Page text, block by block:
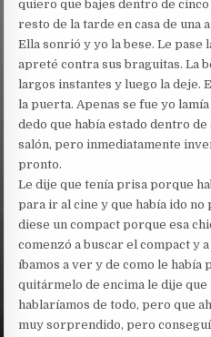
quiero que bajes dentro de
resto de la tarde en casa de una
Ella sonrió y yo la bese. Le pase
apreté contra sus braguitas. La
largos instantes y luego la deje.
la puerta. Apenas se fue yo
dedo que había estado dentro
salón, pero inmediatamente
pronto.
Le dije que tenía prisa porque
para ir al cine y que había ido no
diese un compact porque esa
comenzó a buscar el compact y
íbamos a ver y de como le había
quitármelo de encima le dije
hablaríamos de todo, pero que
muy sorprendido, pero